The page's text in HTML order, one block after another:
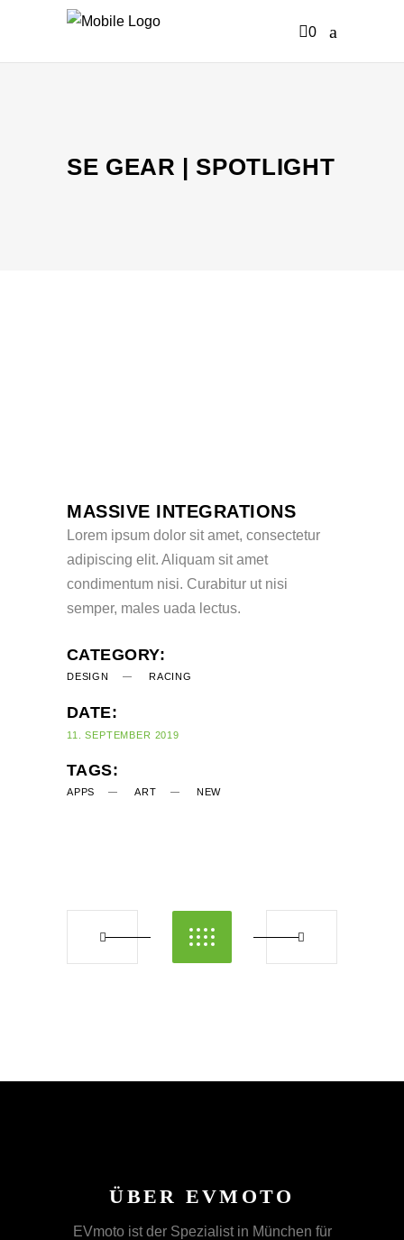
0
SE GEAR | SPOTLIGHT
MASSIVE INTEGRATIONS
Lorem ipsum dolor sit amet, consectetur
adipiscing elit. Aliquam sit amet
condimentum nisi. Curabitur ut nisi
semper, males uada lectus.
CATEGORY:
DESIGN RACING
DATE:
11. SEPTEMBER 2019
TAGS:
APPS ART NEW
ÜBER EVMOTO
EVmoto ist der Spezialist in München für